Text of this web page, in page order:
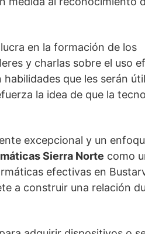
en la formación de los
y charlas sobre el uso
que les serán
la idea de que la
excepcional y un
Sierra Norte como
efectivas en
a construir una relación